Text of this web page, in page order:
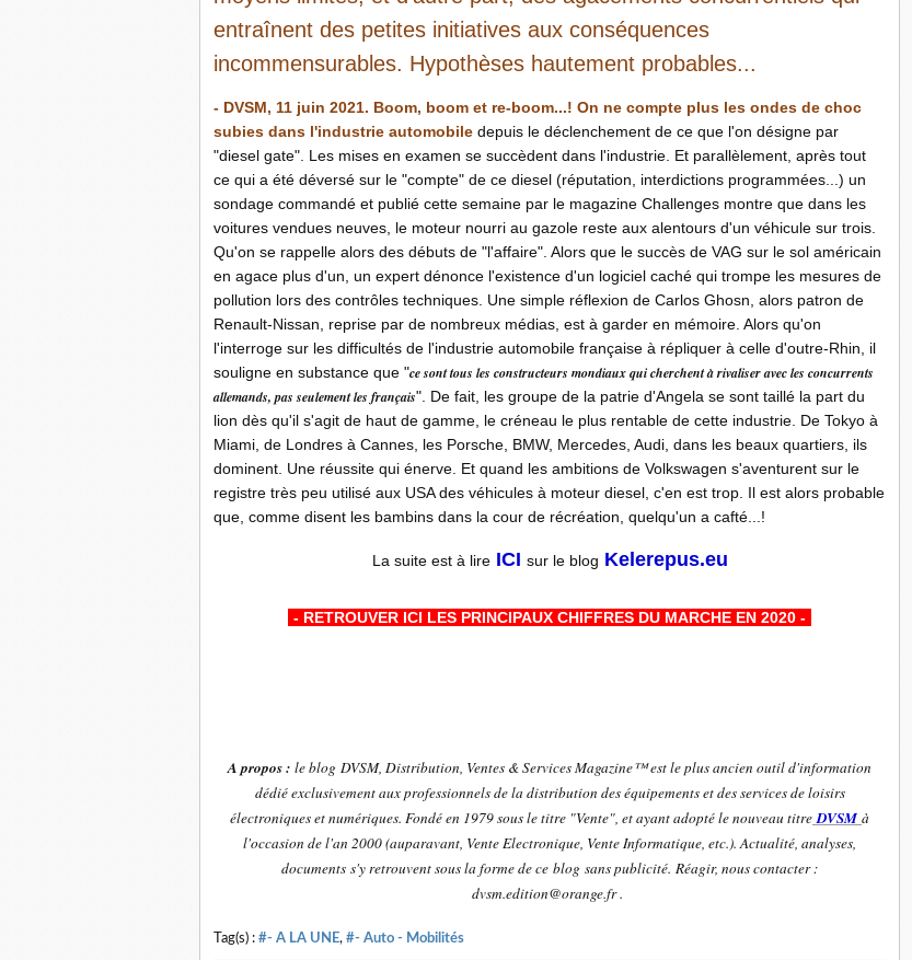
entraînent des petites initiatives aux conséquences
incommensurables. Hypothèses hautement probables...
- DVSM, 11 juin 2021. Boom, boom et re-boom...! On ne compte plus les ondes de choc
subies dans l'industrie automobile depuis le déclenchement de ce que l'on désigne par
"diesel gate". Les mises en examen se succèdent dans l'industrie. Et parallèlement, après tout
ce qui a été déversé sur le "compte" de ce diesel (réputation, interdictions programmées...) un
sondage commandé et publié cette semaine par le magazine Challenges montre que dans les
voitures vendues neuves, le moteur nourri au gazole reste aux alentours d'un véhicule sur trois.
Qu'on se rappelle alors des débuts de "l'affaire". Alors que le succès de VAG sur le sol américain
en agace plus d'un, un expert dénonce l'existence d'un logiciel caché qui trompe les mesures de
pollution lors des contrôles techniques. Une simple réflexion de Carlos Ghosn, alors patron de
Renault-Nissan, reprise par de nombreux médias, est à garder en mémoire. Alors qu'on
l'interroge sur les difficultés de l'industrie automobile française à répliquer à celle d'outre-Rhin, il
souligne en substance que "ce sont tous les constructeurs mondiaux qui cherchent à rivaliser avec les concurrents
allemands, pas seulement les français". De fait, les groupe de la patrie d'Angela se sont taillé la part du
lion dès qu'il s'agit de haut de gamme, le créneau le plus rentable de cette industrie. De Tokyo à
Miami, de Londres à Cannes, les Porsche, BMW, Mercedes, Audi, dans les beaux quartiers, ils
dominent. Une réussite qui énerve. Et quand les ambitions de Volkswagen s'aventurent sur le
registre très peu utilisé aux USA des véhicules à moteur diesel, c'en est trop. Il est alors probable
que, comme disent les bambins dans la cour de récréation, quelqu'un a cafté...!
La suite est à lire ICI sur le blog Kelerepus.eu
- RETROUVER ICI LES PRINCIPAUX CHIFFRES DU MARCHE EN 2020 -
A propos : le blog DVSM, Distribution, Ventes & Services Magazine™ est le plus ancien outil d'information
dédié exclusivement aux professionnels de la distribution des équipements et des services de loisirs
électroniques et numériques. Fondé en 1979 sous le titre "Vente", et ayant adopté le nouveau titre DVSM à
l'occasion de l'an 2000 (auparavant, Vente Electronique, Vente Informatique, etc.). Actualité, analyses,
documents s'y retrouvent sous la forme de ce blog sans publicité. Réagir, nous contacter :
dvsm.edition@orange.fr .
Tag(s) : #- A LA UNE, #- Auto - Mobilités